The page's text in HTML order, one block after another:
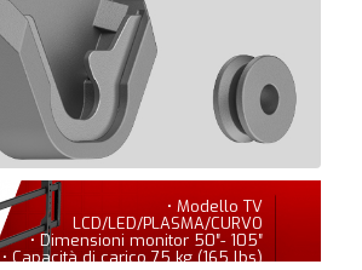
• Modello TV
LCD/LED/PLASMA/CURVO
• Dimensioni monitor 50″- 105″
• Capacità di carico 75 kg (165 lbs)